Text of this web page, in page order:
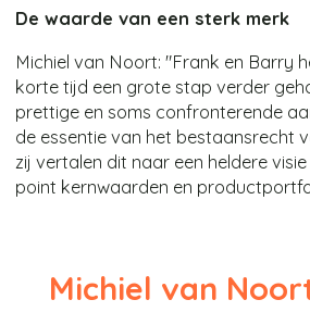
De waarde van een sterk merk
Michiel van Noort: "Frank en Barry
korte tijd een grote stap verder
prettige en soms confronterende
de essentie van het bestaansrecht
zij vertalen dit naar een heldere
point kernwaarden en
Michiel van